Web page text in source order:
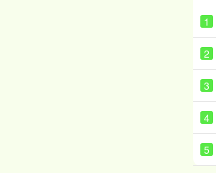
1
2
3
4
5